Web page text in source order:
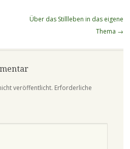
Über das Stillleben in das eigene
Thema →
veröffentlicht. Erforderliche